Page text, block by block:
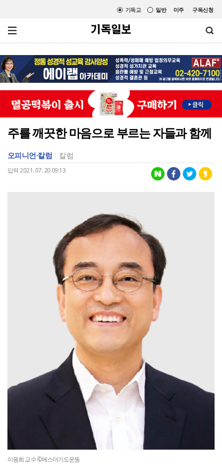
미주 구독신청
일반
기독교
주를 깨끗한 마음으로 부르는 자들과 함께
오피니언·칼럼 칼럼
입력 2021. 07. 20 09:13
이용희 교수 ©에스더기도운동